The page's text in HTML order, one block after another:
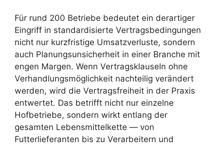
Für rund 200 Betriebe bedeutet ein derartiger
Eingriff in standardisierte Vertragsbedingungen
nicht nur kurzfristige Umsatzverluste, sondern
auch Planungsunsicherheit in einer Branche mit
engen Margen. Wenn Vertragsklauseln ohne
Verhandlungsmöglichkeit nachteilig verändert
werden, wird die Vertragsfreiheit in der Praxis
entwertet. Das betrifft nicht nur einzelne
Hofbetriebe, sondern wirkt entlang der
gesamten Lebensmittelkette — von
Futterlieferanten bis zu Verarbeitern und